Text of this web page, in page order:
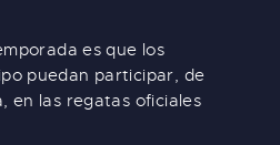
es que los
puedan participar, de
en las regatas oficiales